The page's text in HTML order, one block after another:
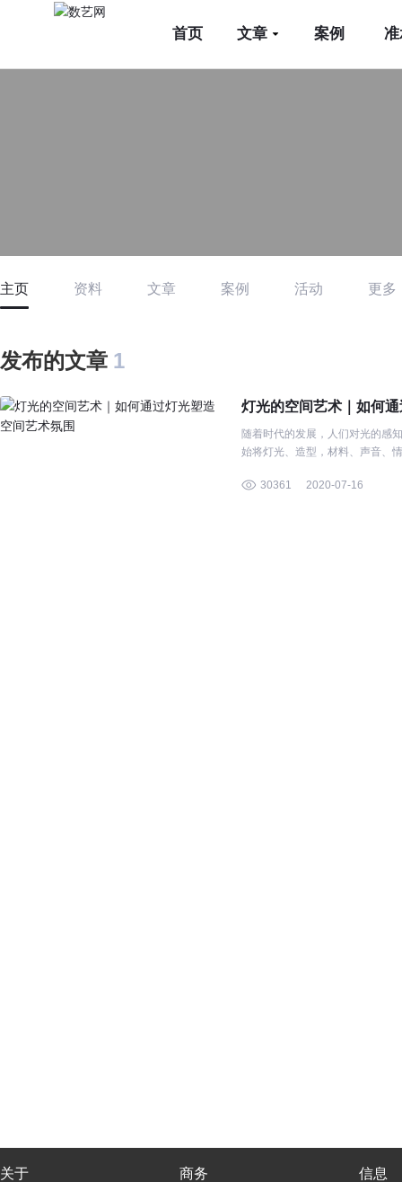
首页 文章 案例
主页 资料 文章 案例 活动 更多
发布的文章 1
灯光的空间艺术｜如何
随着时代的发展，人们对光的感
始将灯光、造型，材料、声音、
30361
2020-07-16
关于 商务 信息